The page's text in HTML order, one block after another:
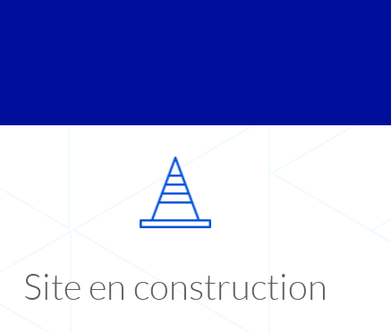
Site en construction